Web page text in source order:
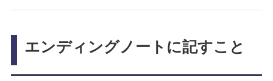
エンディングノートに記すこと